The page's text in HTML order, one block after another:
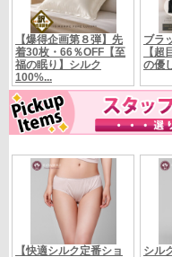
素材
サイズ
バスト：
肩から着